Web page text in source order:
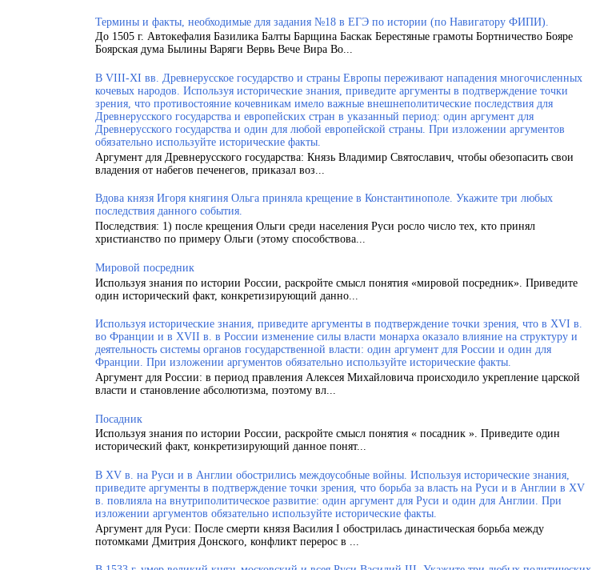
Термины и факты, необходимые для задания №18 в ЕГЭ по истории (по Навигатору ФИПИ).
До 1505 г. Автокефалия Базилика Балты Барщина Баскак Берестяные грамоты Бортничество Бояре
Боярская дума Былины Варяги Вервь Вече Вира Во...
В VIII-XI вв. Древнерусское государство и страны Европы переживают нападения многочисленных
кочевых народов. Используя исторические знания, приведите аргументы в подтверждение точки
зрения, что противостояние кочевникам имело важные внешнеполитические последствия для
Древнерусского государства и европейских стран в указанный период: один аргумент для
Древнерусского государства и один для любой европейской страны. При изложении аргументов
обязательно используйте исторические факты.
Аргумент для Древнерусского государства: Князь Владимир Святославич, чтобы обезопасить свои
владения от набегов печенегов, приказал воз...
Вдова князя Игоря княгиня Ольга приняла крещение в Константинополе. Укажите три любых
последствия данного события.
Последствия: 1) после крещения Ольги среди населения Руси росло число тех, кто принял
христианство по примеру Ольги (этому способствова...
Мировой посредник
Используя знания по истории России, раскройте смысл понятия «мировой посредник». Приведите
один исторический факт, конкретизирующий данно...
Используя исторические знания, приведите аргументы в подтверждение точки зрения, что в XVI в.
во Франции и в XVII в. в России изменение силы власти монарха оказало влияние на структуру и
деятельность системы органов государственной власти: один аргумент для России и один для
Франции. При изложении аргументов обязательно используйте исторические факты.
Аргумент для России: в период правления Алексея Михайловича происходило укрепление царской
власти и становление абсолютизма, поэтому вл...
Посадник
Используя знания по истории России, раскройте смысл понятия « посадник ». Приведите один
исторический факт, конкретизирующий данное понят...
В XV в. на Руси и в Англии обострились междоусобные войны. Используя исторические знания,
приведите аргументы в подтверждение точки зрения, что борьба за власть на Руси и в Англии в XV
в. повлияла на внутриполитическое развитие: один аргумент для Руси и один для Англии. При
изложении аргументов обязательно используйте исторические факты.
Аргумент для Руси: После смерти князя Василия I обострилась династическая борьба между
потомками Дмитрия Донского, конфликт перерос в ...